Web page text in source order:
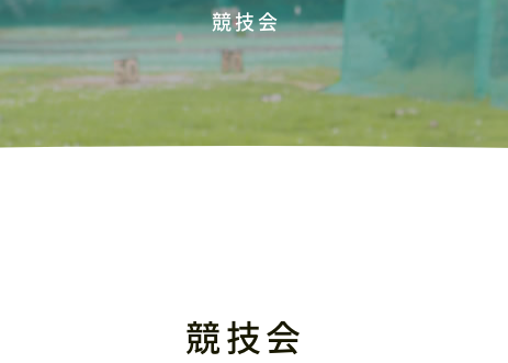
競技会
競技会